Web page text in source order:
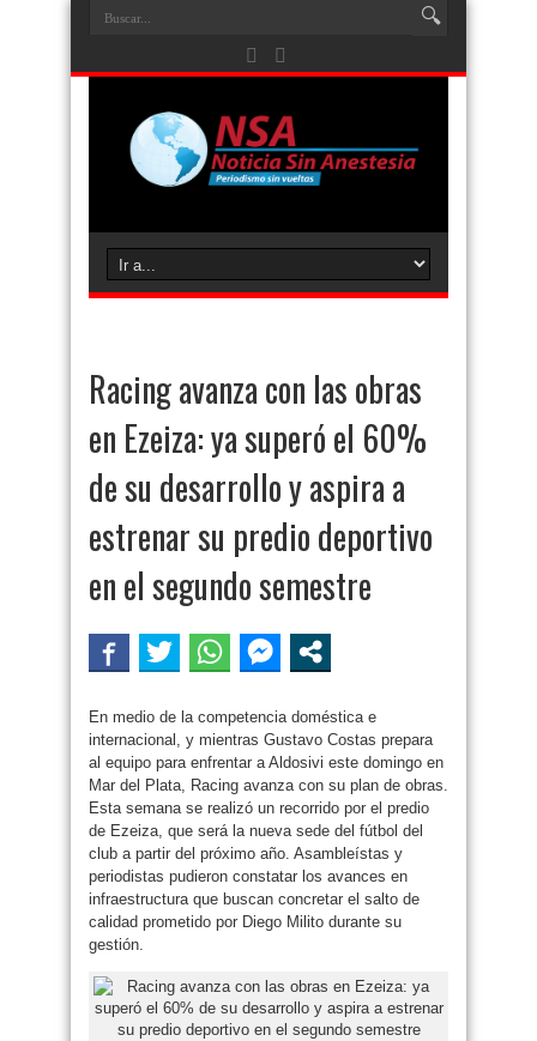
Racing avanza con las obras
en Ezeiza: ya superó el 60%
de su desarrollo y aspira a
estrenar su predio deportivo
en el segundo semestre
En medio de la competencia doméstica e
internacional, y mientras Gustavo Costas prepara
al equipo para enfrentar a Aldosivi este domingo en
Mar del Plata, Racing avanza con su plan de obras.
Esta semana se realizó un recorrido por el predio
de Ezeiza, que será la nueva sede del fútbol del
club a partir del próximo año. Asambleístas y
periodistas pudieron constatar los avances en
infraestructura que buscan concretar el salto de
calidad prometido por Diego Milito durante su
gestión.